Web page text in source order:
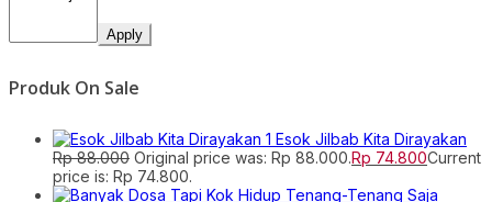
Apply
Produk On Sale
Esok Jilbab Kita Dirayakan
Rp88.000 Original price was: Rp 88.000.Rp 74.800Current
price is: Rp 74.800.